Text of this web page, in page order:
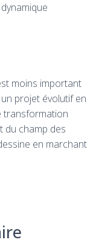
moins important
projet évolutif en
transformation
du champ des
en marchant